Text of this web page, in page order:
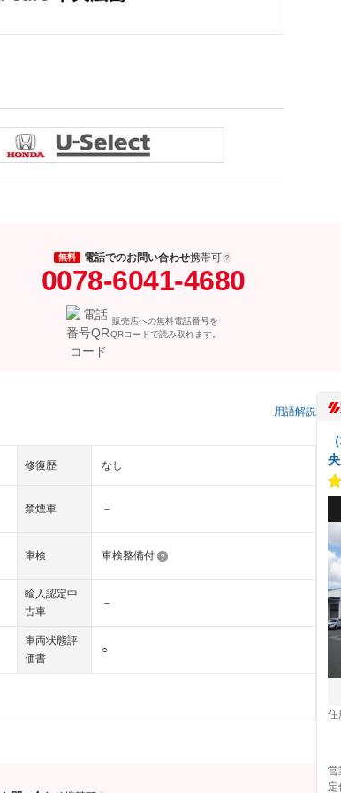
無料 電話でのお問い合わせ携帯可
0078-6041-4680
販売店への無料電話番号を
QRコードで読み取れます。
用語解説
修復歴 なし
禁煙車 －
車検 車検整備付
輸入認定中
古車
－
車両状態評
価書
○
住
営
定